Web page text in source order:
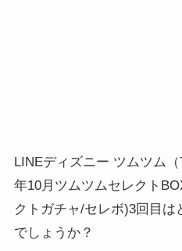
LINEディズニー ツムツム
年10月ツムツムセレクト
クトガチャ/セレボ)3回目は
でしょうか？